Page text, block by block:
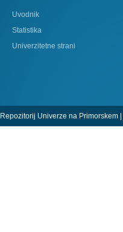
Uvodnik
Statistika
Univerzitetne strani
Repozitorij Univerze na Primorskem |